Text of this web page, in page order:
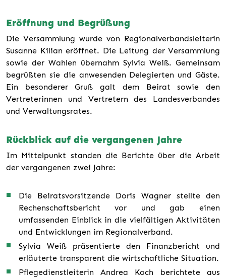
Eröffnung und Begrüßung
Die Versammlung wurde von Regionalverbandsleiterin
Susanne Kilian eröffnet. Die Leitung der Versammlung
sowie der Wahlen übernahm Sylvia Weiß. Gemeinsam
begrüßten sie die anwesenden Delegierten und Gäste.
Ein besonderer Gruß galt dem Beirat sowie den
Vertreterinnen und Vertretern des Landesverbandes
und Verwaltungsrates.
Rückblick auf die vergangenen Jahre
Im Mittelpunkt standen die Berichte über die Arbeit
der vergangenen zwei Jahre:
Die Beiratsvorsitzende Doris Wagner stellte den
Rechenschaftsbericht vor und gab einen
umfassenden Einblick in die vielfältigen Aktivitäten
und Entwicklungen im Regionalverband.
Sylvia Weiß präsentierte den Finanzbericht und
erläuterte transparent die wirtschaftliche Situation.
Pflegedienstleiterin Andrea Koch berichtete aus